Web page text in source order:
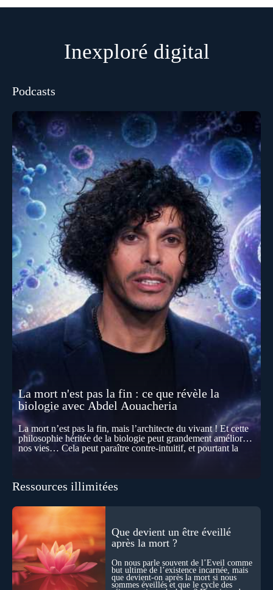
Inexploré digital
Podcasts
La mort n'est pas la fin : ce que révèle la
biologie avec Abdel Aouacheria
La mort n’est pas la fin, mais l’architecte du vivant ! Et cette
philosophie héritée de la biologie peut grandement améliorer
nos vies… Cela peut paraître contre-intuitif, et pourtant la
se construisent grâce à des milliers de morts cellulaires
effacements nécessaires façonnent la vie elle-même. À toutes
les échelles, la mort apparaît moins comme une rupture que
comme une logique active du vivant. Alors, la biologie peut-
elle transformer notre manière de penser la mort ? Existe-t-il
des ponts avec nos intuitions métaphysiques sur le cycle de
l’âme ? Nous en parlons avec Abdel Aouacheria, docteur en
biochimie et spécialiste de la mort cellulaire.
Ressources illimitées
Que devient un être éveillé
après la mort ?
On nous parle souvent de l’Éveil comme
but ultime de l’existence incarnée, mais
que devient-on après la mort si nous
sommes éveillés et que le cycle des